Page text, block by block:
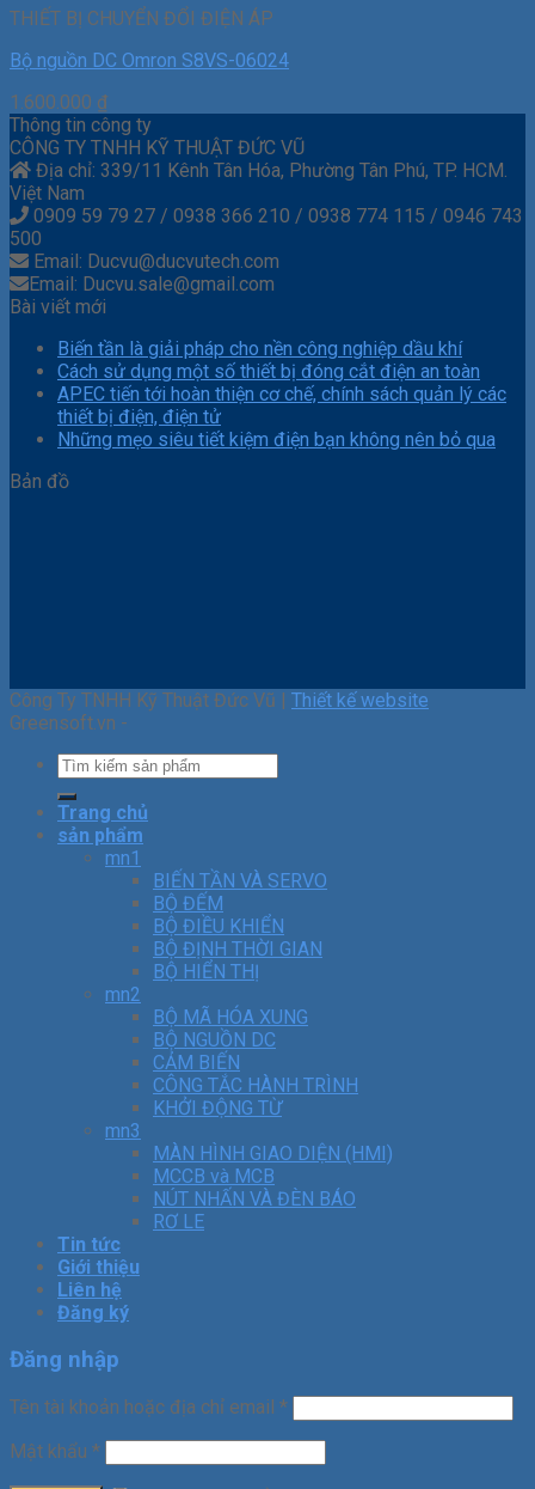
THIẾT BỊ CHUYỂN ĐỔI ĐIỆN ÁP
Bộ nguồn DC Omron S8VS-06024
1.600.000 ₫
Thông tin công ty
CÔNG TY TNHH KỸ THUẬT ĐỨC VŨ
Địa chỉ: 339/11 Kênh Tân Hóa, Phường Tân Phú, TP. HCM.
Việt Nam
0909 59 79 27 / 0938 366 210 / 0938 774 115 / 0946 743
500
Email: Ducvu@ducvutech.com
Email: Ducvu.sale@gmail.com
Bài viết mới
Biến tần là giải pháp cho nền công nghiệp dầu khí
Cách sử dụng một số thiết bị đóng cắt điện an toàn
APEC tiến tới hoàn thiện cơ chế, chính sách quản lý các
thiết bị điện, điện tử
Những mẹo siêu tiết kiệm điện bạn không nên bỏ qua
Bản đồ
Công Ty TNHH Kỹ Thuật Đức Vũ | Thiết kế website
Greensoft.vn -
Trang chủ
sản phẩm
mn1
BIẾN TẦN VÀ SERVO
BỘ ĐẾM
BỘ ĐIỀU KHIỂN
BỘ ĐỊNH THỜI GIAN
BỘ HIỂN THỊ
mn2
BỘ MÃ HÓA XUNG
BỘ NGUỒN DC
CẢM BIẾN
CÔNG TẮC HÀNH TRÌNH
KHỞI ĐỘNG TỪ
mn3
MÀN HÌNH GIAO DIỆN (HMI)
MCCB và MCB
NÚT NHẤN VÀ ĐÈN BÁO
RƠ LE
Tin tức
Giới thiệu
Liên hệ
Đăng ký
Đăng nhập
Tên tài khoản hoặc địa chỉ email *
Mật khẩu *